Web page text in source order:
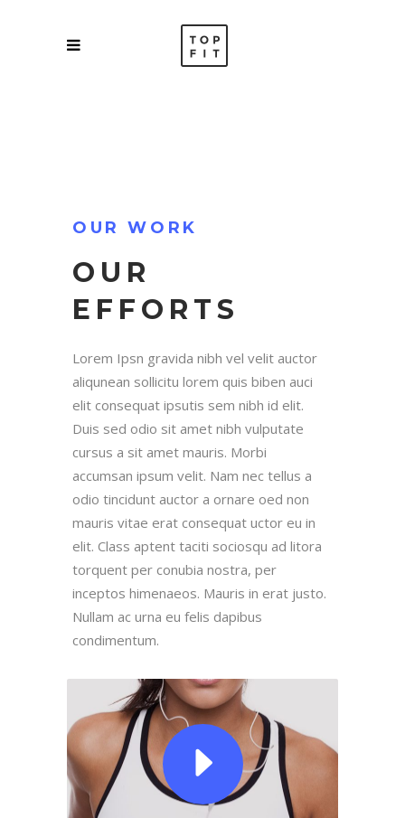
OUR WORK
OUR
EFFORTS
Lorem Ipsn gravida nibh vel velit auctor
aliqunean sollicitu lorem quis biben auci
elit consequat ipsutis sem nibh id elit.
Duis sed odio sit amet nibh vulputate
cursus a sit amet mauris. Morbi
accumsan ipsum velit. Nam nec tellus a
odio tincidunt auctor a ornare oed non
mauris vitae erat consequat uctor eu in
elit. Class aptent taciti sociosqu ad litora
torquent per conubia nostra, per
inceptos himenaeos. Mauris in erat justo.
Nullam ac urna eu felis dapibus
condimentum.